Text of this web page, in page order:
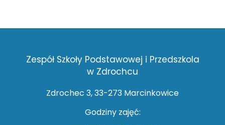
Zespół Szkoły Podstawowej i Przedszkola
w Zdrochcu
Zdrochec 3, 33-273 Marcinkowice
Godziny zajęć: